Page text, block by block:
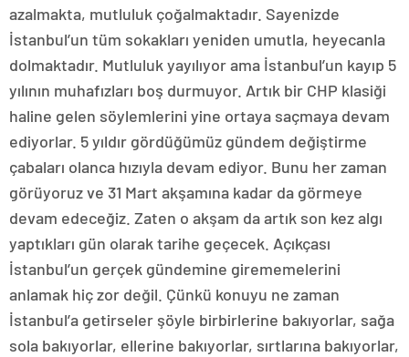
azalmakta, mutluluk çoğalmaktadır. Sayenizde
İstanbul’un tüm sokakları yeniden umutla, heyecanla
dolmaktadır. Mutluluk yayılıyor ama İstanbul’un kayıp 5
yılının muhafızları boş durmuyor. Artık bir CHP klasiği
haline gelen söylemlerini yine ortaya saçmaya devam
ediyorlar. 5 yıldır gördüğümüz gündem değiştirme
çabaları olanca hızıyla devam ediyor. Bunu her zaman
görüyoruz ve 31 Mart akşamına kadar da görmeye
devam edeceğiz. Zaten o akşam da artık son kez algı
yaptıkları gün olarak tarihe geçecek. Açıkçası
İstanbul’un gerçek gündemine girememelerini
anlamak hiç zor değil. Çünkü konuyu ne zaman
İstanbul’a getirseler şöyle birbirlerine bakıyorlar, sağa
sola bakıyorlar, ellerine bakıyorlar, sırtlarına bakıyorlar,